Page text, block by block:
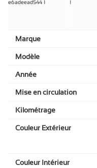
Marque
Modèle
Année
Mise en circulation
Kilométrage
Couleur Extérieur
Couleur Intérieur